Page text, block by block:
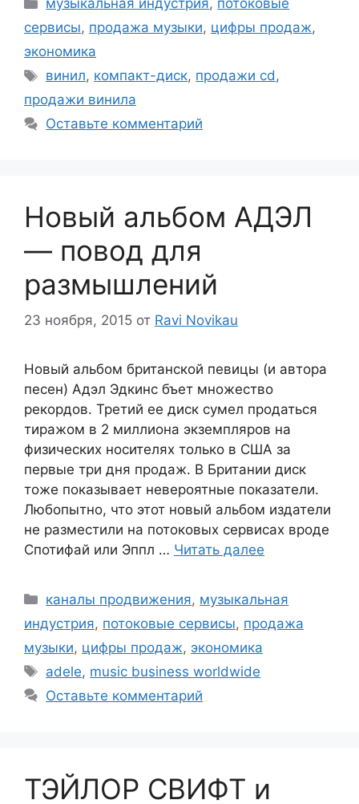
музыкальная индустрия, потоковые
сервисы, продажа музыки, цифры продаж,
экономика
Метки
винил, компакт-диск, продажи cd,
продажи винила
Оставьте комментарий
Новый альбом АДЭЛ
— повод для
размышлений
23 ноября, 2015 от Ravi Novikau
Новый альбом британской певицы (и автора
песен) Адэл Эдкинс бъет множество
рекордов. Третий ее диск сумел продаться
тиражом в 2 миллиона экземпляров на
физических носителях только в США за
первые три дня продаж. В Британии диск
тоже показывает невероятные показатели.
Любопытно, что этот новый альбом издатели
не разместили на потоковых сервисах вроде
Спотифай или Эппл … Читать далее
Рубрики
каналы продвижения, музыкальная
индустрия, потоковые сервисы, продажа
музыки, цифры продаж, экономика
Метки
adele, music business worldwide
Оставьте комментарий
ТЭЙЛОР СВИФТ и